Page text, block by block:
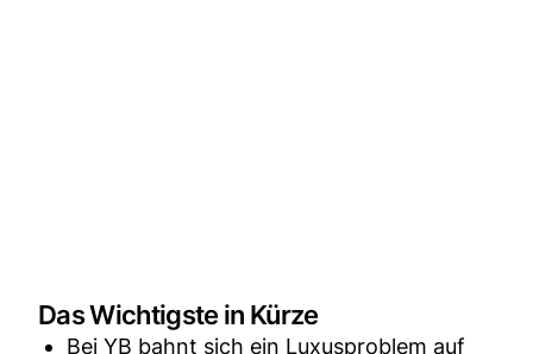
Das Wichtigste in Kürze
Bei YB bahnt sich ein Luxusproblem auf